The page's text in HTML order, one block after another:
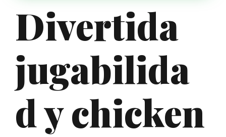
Divertida
jugabilida
d y chicken